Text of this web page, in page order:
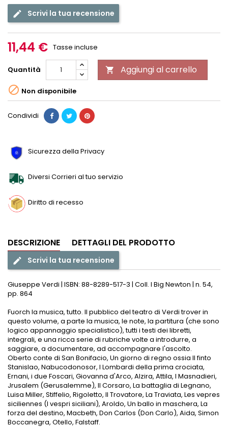
edit Scrivi la tua recensione
11,44 € Tasse incluse
Quantità  Aggiungi al carrello
 Non disponibile
Condividi
Sicurezza della Privacy
Diversi Corrieri al tuo servizio
Diritto di recesso
DESCRIZIONE DETTAGLI DEL PRODOTTO
edit Scrivi la tua recensione
Giuseppe Verdi | ISBN: 88-8289-517-3 | Coll. I Big Newton | n. 54,
pp. 864
Fuorch la musica, tutto. Il pubblico del teatro di Verdi trover in
questo volume, a parte la musica, le note, la partitura (che sono
logico appannaggio specialistico), tutti i testi dei libretti,
integrali, e una ricca serie di rubriche volte a introdurre, a
saggiare, a documentare, ad accompagnare l'ascolto.
Oberto conte di San Bonifacio, Un giorno di regno ossia Il finto
Stanislao, Nabucodonosor, I Lombardi della prima crociata,
Ernani, i due Foscari, Giovanna d'Arco, Alzira, Attila, I Masnadieri,
Jrusalem (Gerusalemme), Il Corsaro, La battaglia di Legnano,
Luisa Miller, Stiffelio, Rigoletto, Il Trovatore, La Traviata, Les vepres
siciliennes (I vespri siciliani), Aroldo, Un ballo in maschera, La
forza del destino, Macbeth, Don Carlos (Don Carlo), Aida, Simon
Boccanegra, Otello, Falstaff.